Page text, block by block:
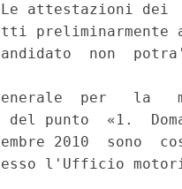
Le attestazioni
non
per   la
punto  «1.
2010  sono
l'Ufficio